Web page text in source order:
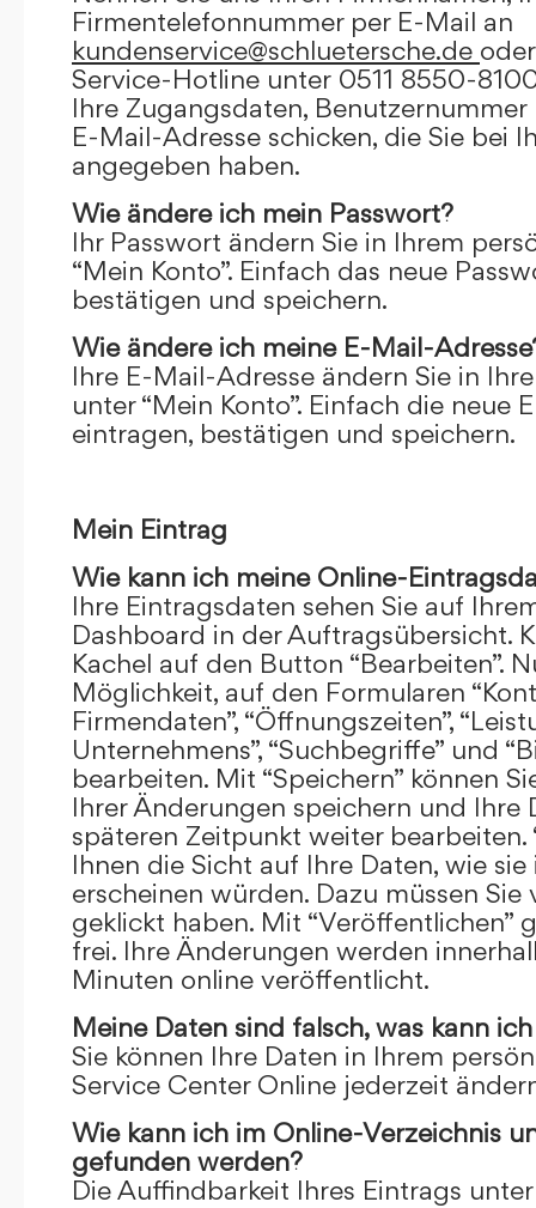
Firmentelefonnummer per E-Mail an
kundenservice@schluetersche.de
Service-Hotline unter 0511 8550-
Ihre Zugangsdaten,
E-Mail-Adresse schicken, die Sie bei
angegeben haben.
Wie ändere ich mein Passwort?
Ihr Passwort ändern Sie in Ihrem
“Mein Konto”. Einfach das neue
bestätigen und speichern.
Wie ändere ich meine E-Mail-
Ihre E-Mail-Adresse ändern Sie in
unter “Mein Konto”. Einfach die neue
eintragen, bestätigen und speichern.
Mein Eintrag
Wie kann ich meine Online-
Ihre Eintragsdaten sehen Sie auf
Dashboard in der Auftragsübersicht.
Kachel auf den Button “Bearbeiten”.
Möglichkeit, auf den Formularen
Firmendaten”, “Öffnungszeiten”,
Unternehmens”, “Suchbegriffe” und
bearbeiten. Mit “Speichern” können
Ihrer Änderungen speichern und Ihre
späteren Zeitpunkt weiter bearbeiten.
Ihnen die Sicht auf Ihre Daten, wie
erscheinen würden. Dazu müssen Sie
geklickt haben. Mit “Veröffentlichen”
frei. Ihre Änderungen werden
Minuten online veröffentlicht.
Meine Daten sind falsch, was kann
Sie können Ihre Daten in Ihrem
Service Center Online jederzeit
Wie kann ich im Online-Verzeichnis
gefunden werden?
Die Auffindbarkeit Ihres Eintrags